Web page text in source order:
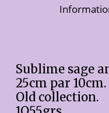
Sublime sage
25cm par 10cm.
Old collection.